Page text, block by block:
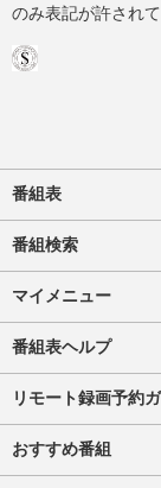
のみ表記が許され
番組表
番組検索
マイメニュー
番組表ヘルプ
リモート録画予約
おすすめ番組